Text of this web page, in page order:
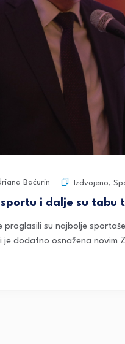
Baćurin Izdvojeno,
i dalje su tabu
su najbolje
je dodatno osnažena novim